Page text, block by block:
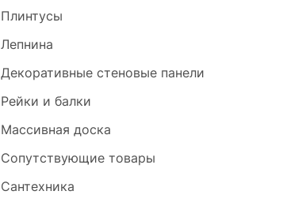
Плинтусы
Лепнина
Декоративные стеновые панели
Рейки и балки
Массивная доска
Сопутствующие товары
Сантехника